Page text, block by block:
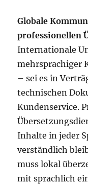
Globale
professionellen
Internationale
mehrsprachiger
– sei es in
technischen
Kundenservice.
Inhalte in jeder
verständlich
muss lokal
mit sprachlich